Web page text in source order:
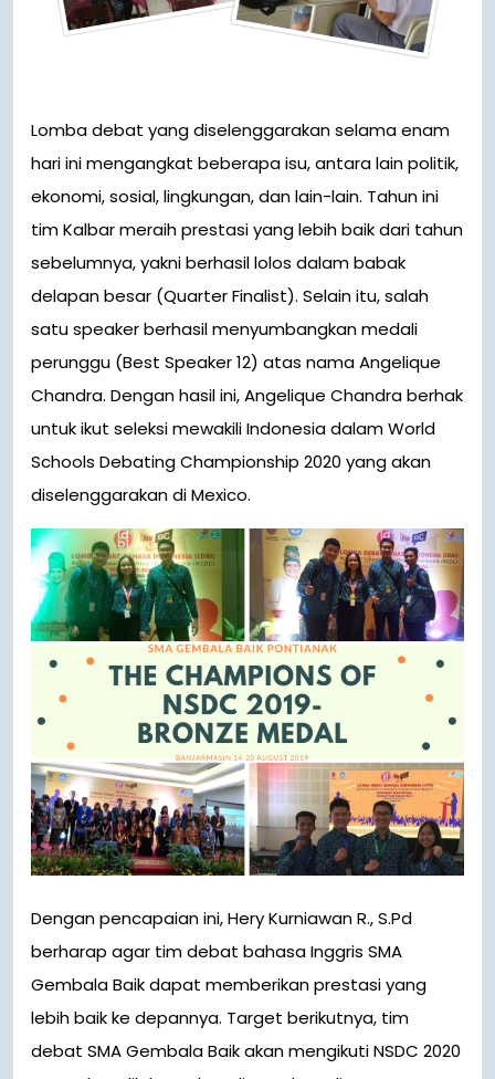
Lomba debat yang diselenggarakan selama enam
hari ini mengangkat beberapa isu, antara lain politik,
ekonomi, sosial, lingkungan, dan lain-lain. Tahun ini
tim Kalbar meraih prestasi yang lebih baik dari tahun
sebelumnya, yakni berhasil lolos dalam babak
delapan besar (Quarter Finalist). Selain itu, salah
satu speaker berhasil menyumbangkan medali
perunggu (Best Speaker 12) atas nama Angelique
Chandra. Dengan hasil ini, Angelique Chandra berhak
untuk ikut seleksi mewakili Indonesia dalam World
Schools Debating Championship 2020 yang akan
diselenggarakan di Mexico.
Dengan pencapaian ini, Hery Kurniawan R., S.Pd
berharap agar tim debat bahasa Inggris SMA
Gembala Baik dapat memberikan prestasi yang
lebih baik ke depannya. Target berikutnya, tim
debat SMA Gembala Baik akan mengikuti NSDC 2020